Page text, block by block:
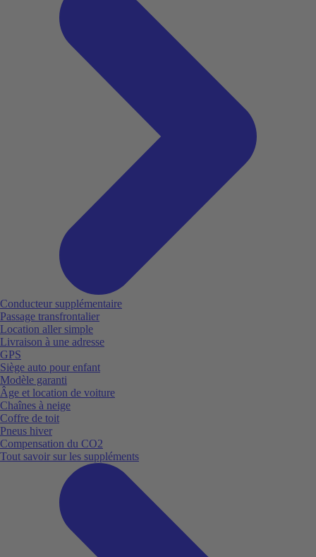
Conducteur supplémentaire
Passage transfrontalier
Location aller simple
Livraison à une adresse
GPS
Siège auto pour enfant
Modèle garanti
Âge et location de voiture
Chaînes à neige
Coffre de toit
Pneus hiver
Compensation du CO2
Tout savoir sur les suppléments